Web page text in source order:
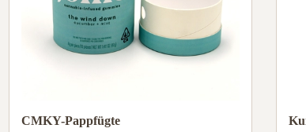
CMKY-Pappfügte